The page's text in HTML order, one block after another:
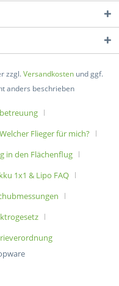
zzgl.Versandkosten und ggf.
anders beschrieben
Welcher Flieger für mich?
in den Flächenflug
1x1 & Lipo FAQ